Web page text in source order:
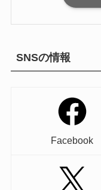
SNSの情報
Facebook